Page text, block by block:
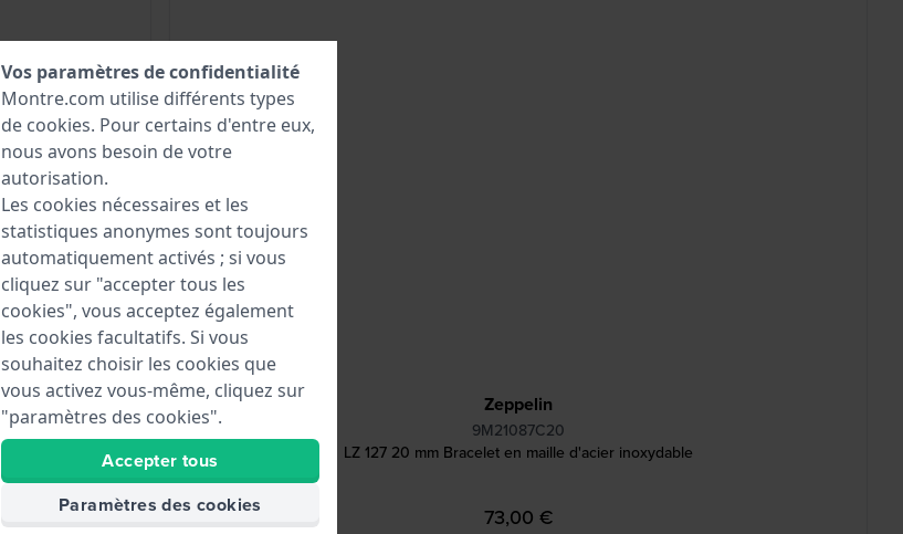
Zeppelin
9M21087C20
LZ 127 20 mm Bracelet en maille d'acier inoxydable
73,00 €
Vos paramètres de confidentialité
Montre.com utilise différents types
de cookies. Pour certains d'entre eux,
nous avons besoin de votre
autorisation.
Les cookies nécessaires et les
statistiques anonymes sont toujours
automatiquement activés ; si vous
cliquez sur "accepter tous les
cookies", vous acceptez également
les cookies facultatifs. Si vous
souhaitez choisir les cookies que
vous activez vous-même, cliquez sur
"paramètres des cookies".
Accepter tous
Paramètres des cookies